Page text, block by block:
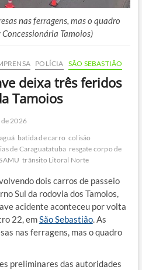
nas ferragens, mas o quadro
Tamoios)
POLÍCIA SÃO SEBASTIÃO
deixa três feridos
Tamoios
2026
batida de carro colisão
de Caraguatatuba resgate corpo de
trânsito Litoral Norte
dois carros de passeio
Sul da rodovia dos Tamoios,
acidente aconteceu por volta
22, emSão Sebastião. As
nas ferragens, mas o quadro
preliminares das autoridades